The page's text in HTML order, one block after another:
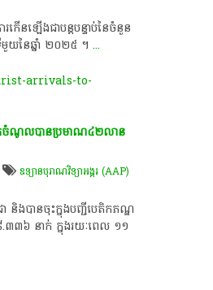
កើនឡើងជាបន្តបន្ទាប់នៃចំនួន
មួយនៃឆ្នាំ ២០២៥ ។...
arrivals-to-
កចំណូលបានប្រមាណ៤២លាន
ឧទ្យានបុរាណវិទ្យាអង្គរ (AAP)
ងបានចុះក្នុងបញ្ជីបេតិកភណ្ឌ
៣៣៦ នាក់ ក្នុងរយៈពេល ១១